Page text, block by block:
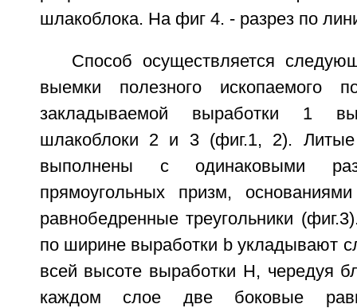
шлакоблока. На фиг 4. - разрез по
Способ осуществляется
выемки полезного
закладываемой выработки 1
шлакоблоки 2 и 3 (фиг.1, 2).
выполнены с одинаковыми
прямоугольных призм,
равнобедренные треугольники
по ширине выработки b укладывают
всей высоте выработки H, чередуя
каждом слое две боковые